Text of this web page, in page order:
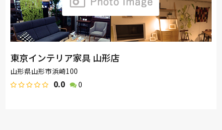
東京インテリア家具 山形店
山形県山形市浜崎100
0.0 0